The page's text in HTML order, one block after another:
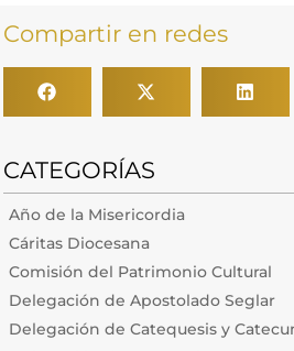
Compartir en redes
CATEGORÍAS
Año de la Misericordia
Cáritas Diocesana
Comisión del Patrimonio Cultural
Delegación de Apostolado Seglar
Delegación de Catequesis y